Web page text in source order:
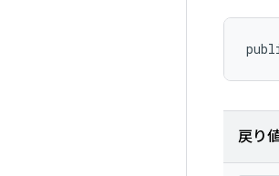
戻り